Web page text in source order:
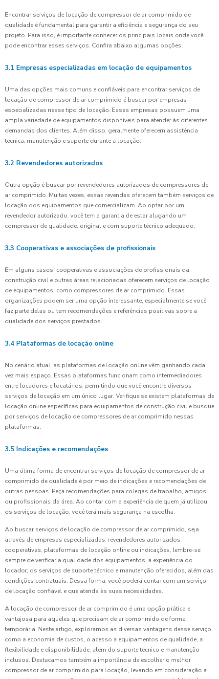
Encontrar serviços de locação de compressor de ar comprimido de
qualidade é fundamental para garantir a eficiência e segurança do seu
projeto. Para isso, é importante conhecer os principais locais onde você
pode encontrar esses serviços. Confira abaixo algumas opções:
3.1 Empresas especializadas em locação de equipamentos
Uma das opções mais comuns e confiáveis para encontrar serviços de
locação de compressor de ar comprimido é buscar por empresas
especializadas nesse tipo de locação. Essas empresas possuem uma
ampla variedade de equipamentos disponíveis para atender às diferentes
demandas dos clientes. Além disso, geralmente oferecem assistência
técnica, manutenção e suporte durante a locação.
3.2 Revendedores autorizados
Outra opção é buscar por revendedores autorizados de compressores de
ar comprimido. Muitas vezes, essas revendas oferecem também serviços de
locação dos equipamentos que comercializam. Ao optar por um
revendedor autorizado, você tem a garantia de estar alugando um
compressor de qualidade, original e com suporte técnico adequado.
3.3 Cooperativas e associações de profissionais
Em alguns casos, cooperativas e associações de profissionais da
construção civil e outras áreas relacionadas oferecem serviços de locação
de equipamentos, como compressores de ar comprimido. Essas
organizações podem ser uma opção interessante, especialmente se você
faz parte delas ou tem recomendações e referências positivas sobre a
qualidade dos serviços prestados.
3.4 Plataformas de locação online
No cenário atual, as plataformas de locação online vêm ganhando cada
vez mais espaço. Essas plataformas funcionam como intermediadores
entre locadores e locatários, permitindo que você encontre diversos
serviços de locação em um único lugar. Verifique se existem plataformas de
locação online específicas para equipamentos de construção civil e busque
por serviços de locação de compressores de ar comprimido nessas
plataformas.
3.5 Indicações e recomendações
Uma ótima forma de encontrar serviços de locação de compressor de ar
comprimido de qualidade é por meio de indicações e recomendações de
outras pessoas. Peça recomendações para colegas de trabalho, amigos
ou profissionais da área. Ao contar com a experiência de quem já utilizou
os serviços de locação, você terá mais segurança na escolha.
Ao buscar serviços de locação de compressor de ar comprimido, seja
através de empresas especializadas, revendedores autorizados,
cooperativas, plataformas de locação online ou indicações, lembre-se
sempre de verificar a qualidade dos equipamentos, a experiência do
locador, os serviços de suporte técnico e manutenção oferecidos, além das
condições contratuais. Dessa forma, você poderá contar com um serviço
de locação confiável e que atenda às suas necessidades.
A locação de compressor de ar comprimido é uma opção prática e
vantajosa para aqueles que precisam de ar comprimido de forma
temporária. Neste artigo, exploramos as diversas vantagens desse serviço,
como a economia de custos, o acesso a equipamentos de qualidade, a
flexibilidade e disponibilidade, além do suporte técnico e manutenção
inclusos. Destacamos também a importância de escolher o melhor
compressor de ar comprimido para locação, levando em consideração a